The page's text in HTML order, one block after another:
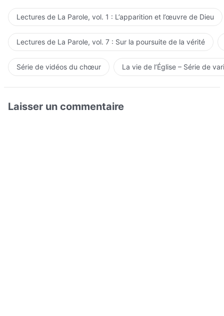
Lectures de La Parole, vol. 1 : L’apparition et l’œuvre de Dieu
Lectures de La Parole, vol. 7 : Sur la poursuite de la vérité
Série de vidéos du chœur La vie de l’Église – Série de
Laisser un commentaire